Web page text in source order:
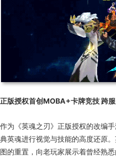
正版授权首创MOBA+卡牌竞技 跨
作为《英魂之刃》正版授权的改编手
典英魂进行视觉与技能的高度还原
图的重置，向老玩家展示着曾经熟